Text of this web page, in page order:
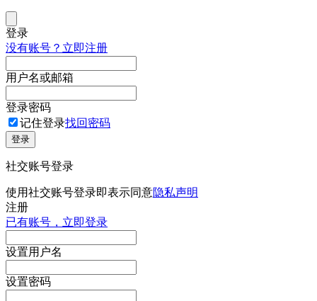
登录
没有账号？立即注册
用户名或邮箱
登录密码
记住登录找回密码
登录
社交账号登录
使用社交账号登录即表示同意隐私声明
注册
已有账号，立即登录
设置用户名
设置密码